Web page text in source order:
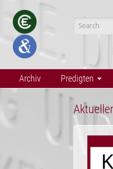
Search
Archiv Predigten